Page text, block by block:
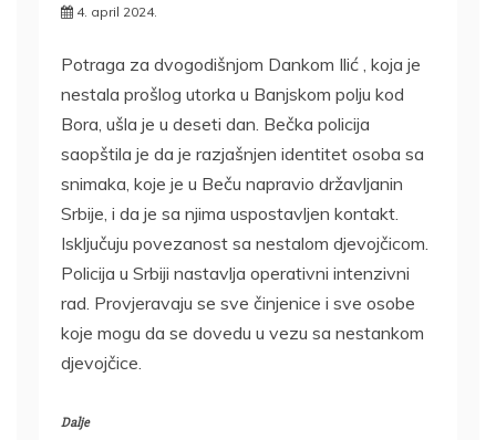
4. april 2024.
Potraga za dvogodišnjom Dankom Ilić , koja je
nestala prošlog utorka u Banjskom polju kod
Bora, ušla je u deseti dan. Bečka policija
saopštila je da je razjašnjen identitet osoba sa
snimaka, koje je u Beču napravio državljanin
Srbije, i da je sa njima uspostavljen kontakt.
Isključuju povezanost sa nestalom djevojčicom.
Policija u Srbiji nastavlja operativni intenzivni
rad. Provjeravaju se sve činjenice i sve osobe
koje mogu da se dovedu u vezu sa nestankom
djevojčice.
Dalje